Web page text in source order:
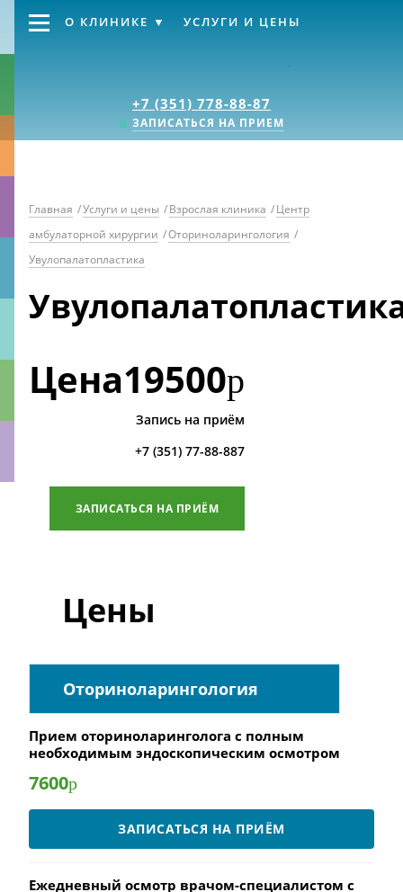
+7 (351) 778-88-87
ЗАПИСАТЬСЯ НА ПРИЕМ
О КЛИНИКЕ УСЛУГИ И ЦЕНЫ
Главная /Услуги и цены /Взрослая клиника /Центр
амбулаторной хирургии /Оториноларингология /
Увулопалатопластика
Цена19500р
Запись на приём
+7 (351) 77-88-887
ЗАПИСАТЬСЯ НА ПРИЁМ
Цены
Оториноларингология
Прием оториноларинголога с полным
необходимым эндоскопическим осмотром
7600р
ЗАПИСАТЬСЯ НА ПРИЁМ
Ежедневный осмотр врачом-специалистом с